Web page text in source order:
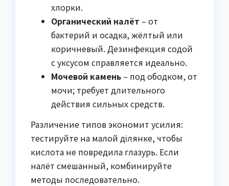
хлорки.
Органический налёт – от
бактерий и осадка, жёлтый или
коричневый. Дезинфекция содой
с уксусом справляется идеально.
Мочевой камень – под ободком, от
мочи; требует длительного
действия сильных средств.
Различение типов экономит усилия:
тестируйте на малой ділянке, чтобы
кислота не повредила глазурь. Если
налёт смешанный, комбинируйте
методы последовательно.